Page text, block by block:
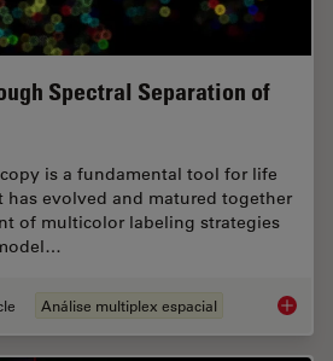
Spectral Separation of
is a fundamental tool for life
has evolved and matured together
of multicolor labeling strategies
Análise multiplex espacial